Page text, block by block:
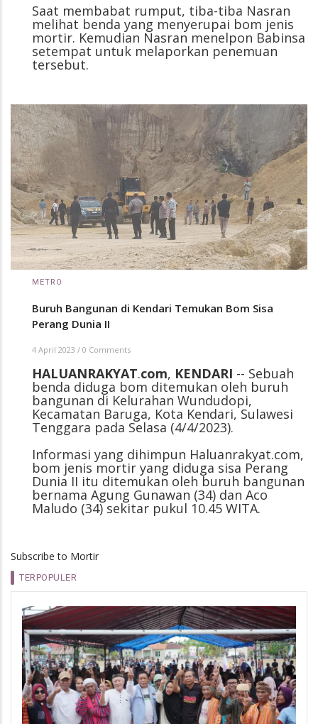
Saat membabat rumput, tiba-tiba Nasran
melihat benda yang menyerupai bom jenis
mortir. Kemudian Nasran menelpon Babinsa
setempat untuk melaporkan penemuan
tersebut.
METRO
Buruh Bangunan di Kendari Temukan Bom Sisa
Perang Dunia II
4 April 2023 / 0 Comments
HALUANRAKYAT.com, KENDARI -- Sebuah
benda diduga bom ditemukan oleh buruh
bangunan di Kelurahan Wundudopi,
Kecamatan Baruga, Kota Kendari, Sulawesi
Tenggara pada Selasa (4/4/2023).
Informasi yang dihimpun Haluanrakyat.com,
bom jenis mortir yang diduga sisa Perang
Dunia II itu ditemukan oleh buruh bangunan
bernama Agung Gunawan (34) dan Aco
Maludo (34) sekitar pukul 10.45 WITA.
Subscribe to Mortir
TERPOPULER